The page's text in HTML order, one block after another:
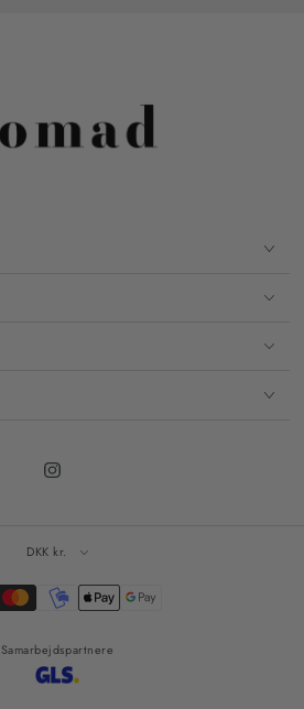
Instagram
Samarbejdspartnere
DKK kr.
Betalingsmetoder